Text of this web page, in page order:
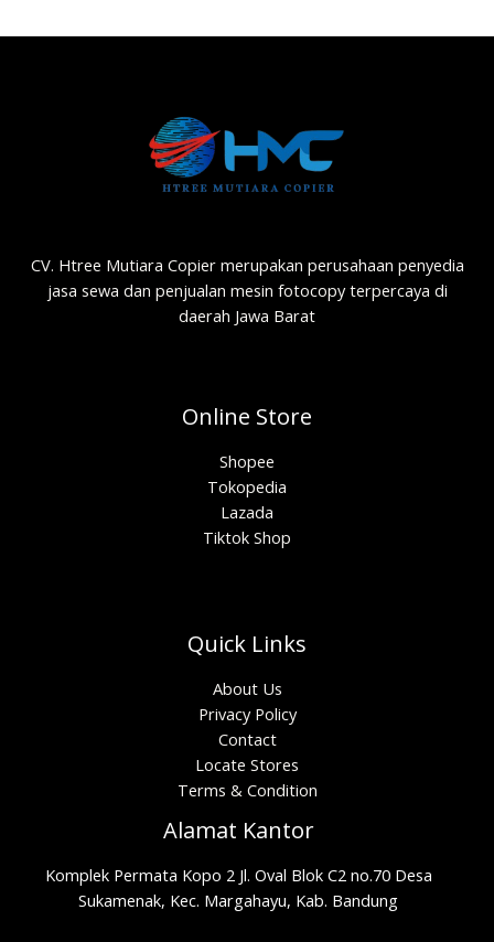
CV. Htree Mutiara Copier merupakan perusahaan penyedia
jasa sewa dan penjualan mesin fotocopy terpercaya di
daerah Jawa Barat
Online Store
Shopee
Tokopedia
Lazada
Tiktok Shop
Quick Links
About Us
Privacy Policy
Contact
Locate Stores
Terms & Condition
Alamat Kantor
Komplek Permata Kopo 2 Jl. Oval Blok C2 no.70 Desa
Sukamenak, Kec. Margahayu, Kab. Bandung